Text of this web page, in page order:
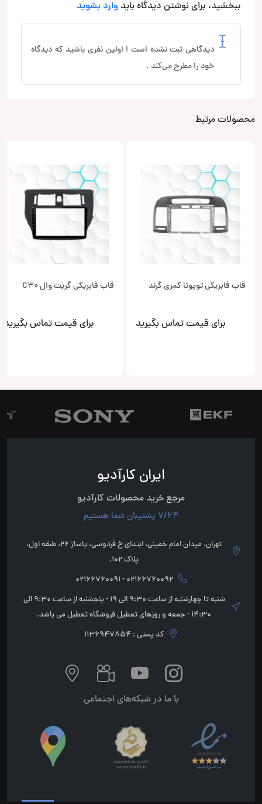
ببخشید، برای نوشتن دیدگاه باید وارد بشوید
دیدگاهی ثبت نشده است ! اولین نفری باشید که دیدگاه
خود را مطرح می‌کند .
محصولات مرتبط
قاب فابریکی تویوتا کمری گرند
برای قیمت تماس بگیرید
قاب فابریکی گریت وال C30
برای قیمت تماس بگیرید
ایران کارآدیو
مرجع خرید محصولات کارآدیو
7/24 پشتیبان شما هستیم
تهران، میدان امام خمینی، ابتدای خ فردوسی، پاساژ 26، طبقه اول،
پلاک 102.
02166760092 - 02166760091
شنبه تا چهارشنبه از ساعت 9:30 الی 19 - پنجشنبه از ساعت 9:30 الی
14:30 - جمعه و روزهای تعطیل فروشگاه تعطیل می باشد.
کد پستی : 1136947854
با ما در شبکه‌های اجتماعی